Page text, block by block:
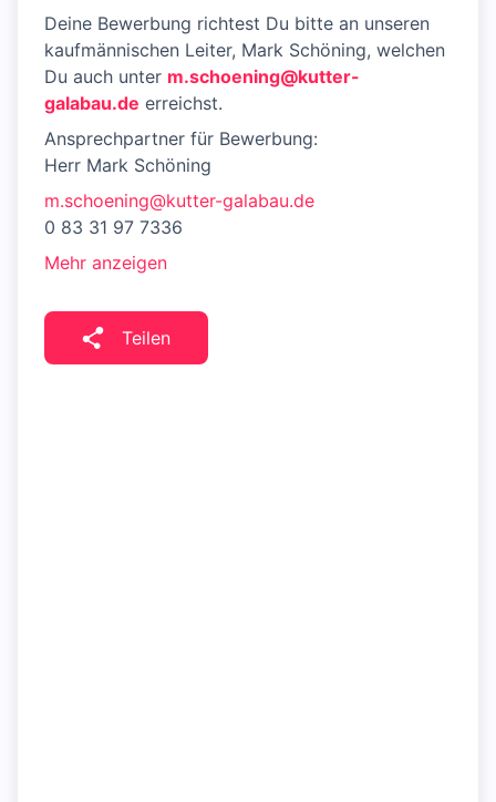
Deine Bewerbung richtest Du bitte an unseren
kaufmännischen Leiter, Mark Schöning, welchen
Du auch unter m.schoening@kutter-
galabau.de erreichst.
Ansprechpartner für Bewerbung:
Herr Mark Schöning
m.schoening@kutter-galabau.de
0 83 31 97 7336
Mehr anzeigen
Teilen